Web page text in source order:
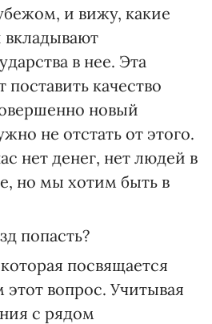
и вижу, какие
в нее. Эта
качество
новый
не отстать от этого.
нет денег, нет людей в
но мы хотим быть в
попасть?
посвящается
вопрос. Учитывая
с рядом